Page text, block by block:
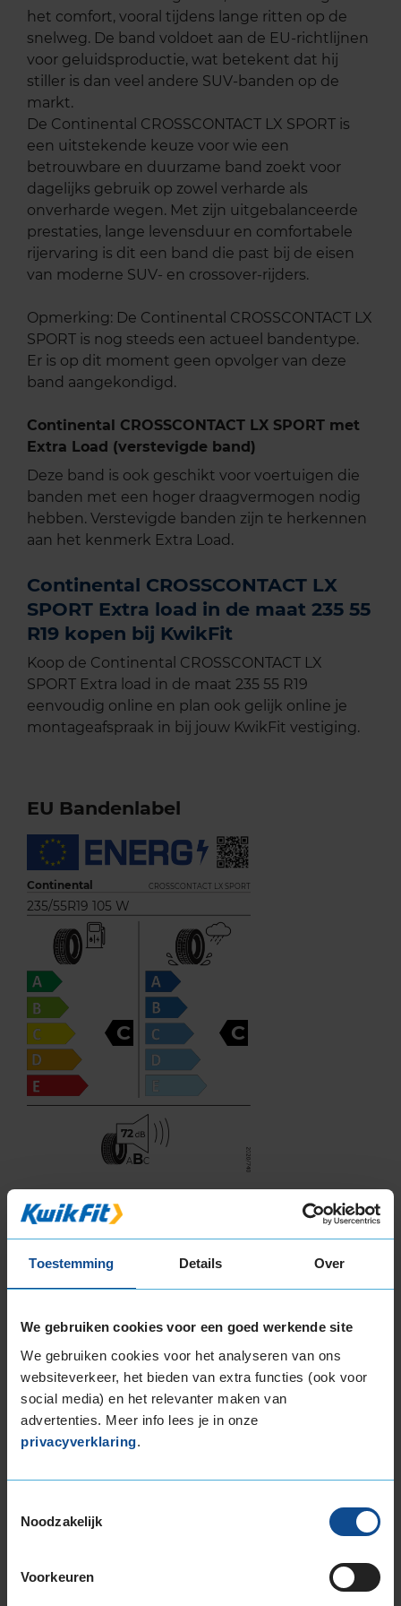
Toestemming Details Over
We gebruiken cookies voor een goed werkende site
We gebruiken cookies voor het analyseren van ons
websiteverkeer, het bieden van extra functies (ook voor
social media) en het relevanter maken van
advertenties. Meer info lees je in onze
privacyverklaring.
Noodzakelijk
Voorkeuren
het comfort, vooral tijdens lange ritten op de
snelweg. De band voldoet aan de EU-richtlijnen
voor geluidsproductie, wat betekent dat hij
stiller is dan veel andere SUV-banden op de
markt.
De Continental CROSSCONTACT LX SPORT is
een uitstekende keuze voor wie een
betrouwbare en duurzame band zoekt voor
dagelijks gebruik op zowel verharde als
onverharde wegen. Met zijn uitgebalanceerde
prestaties, lange levensduur en comfortabele
rijervaring is dit een band die past bij de eisen
van moderne SUV- en crossover-rijders.
Opmerking: De Continental CROSSCONTACT LX
SPORT is nog steeds een actueel bandentype.
Er is op dit moment geen opvolger van deze
band aangekondigd.
Continental CROSSCONTACT LX SPORT met
Extra Load (verstevigde band)
Deze band is ook geschikt voor voertuigen die
banden met een hoger draagvermogen nodig
hebben. Verstevigde banden zijn te herkennen
aan het kenmerk Extra Load.
Continental CROSSCONTACT LX
SPORT Extra load in de maat 235 55
R19 kopen bij KwikFit
Koop de Continental CROSSCONTACT LX
SPORT Extra load in de maat 235 55 R19
eenvoudig online en plan ook gelijk online je
montageafspraak in bij jouw KwikFit vestiging.
EU Bandenlabel
Continental CROSSCONTACT LX SPORT
235/55R19 105 W
C C
72
ABC
Deze band is beoordeeld met het EU
brandstofefficiëntie-label C, wat overeen komt
met een goede brandstofefficiëntie.
gewaardeerd met een C-label, wat betekent dat
deze band goede grip heeft bij natte
weersomstandigheden.
De band heeft een extern rolgeluid van 72 dB
met B-notering, wat betekent dat deze band
bandenlabel van deze band, klik dan